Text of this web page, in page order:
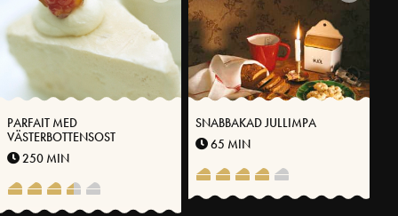
PARFAIT MED
VÄSTERBOTTENSOST
250 MIN
SNABBAKAD JULLIMPA
65 MIN